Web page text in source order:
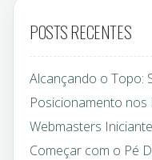
POSTS RECENTES
Alcançando o Topo:
Posicionamento nos
Webmasters
Começar com o Pé